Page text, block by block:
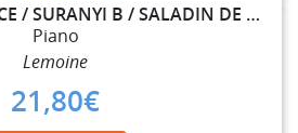
QUONIAM BEATRICE / SURANYI B / SALADIN DE NUGLAR M
Piano
Lemoine
21,80€